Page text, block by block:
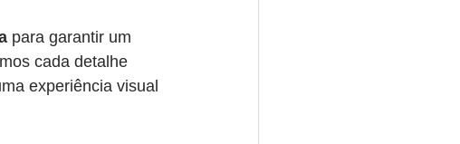
para garantir um
cada detalhe
experiência visual